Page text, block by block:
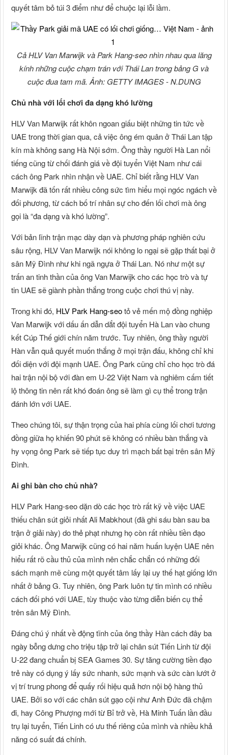
quyết tâm bỏ túi 3 điểm như để chuộc lại lỗi lầm.
Cả HLV Van Marwijk và Park Hang-seo nhìn nhau qua lăng
kính những cuộc chạm trán với Thái Lan trong bảng G và
cuộc đua tam mã. Ảnh: GETTY IMAGES - N.DUNG
Chủ nhà với lối chơi đa dạng khó lường
HLV Van Marwijk rất khôn ngoan giấu biệt những tin tức về
UAE trong thời gian qua, cả việc ông ém quân ở Thái Lan tập
kín mà không sang Hà Nội sớm. Ông thầy người Hà Lan nổi
tiếng cũng từ chối đánh giá về đội tuyển Việt Nam như cái
cách ông Park nhìn nhận về UAE. Chỉ biết rằng HLV Van
Marwijk đã tốn rất nhiều công sức tìm hiểu mọi ngóc ngách về
đối phương, từ cách bố trí nhân sự cho đến lối chơi mà ông
gọi là “đa dạng và khó lường”.
Với bản lĩnh trận mạc dày dạn và phương pháp nghiên cứu
sâu rộng, HLV Van Marwijk nói không lo ngại sẽ gặp thất bại ở
sân Mỹ Đình như khi ngã ngựa ở Thái Lan. Nó như một sự
trấn an tinh thần của ông Van Marwijk cho các học trò và tự
tin UAE sẽ giành phần thắng trong cuộc chơi thú vị này.
Trong khi đó, HLV Park Hang-seotỏ vẻ mến mộ đồng nghiệp
Van Marwijk với dấu ấn dẫn dắt đội tuyển Hà Lan vào chung
kết Cúp Thế giới chín năm trước. Tuy nhiên, ông thầy người
Hàn vẫn quả quyết muốn thắng ở mọi trận đấu, không chỉ khi
đối diện với đội mạnh UAE. Ông Park cũng chỉ cho học trò đá
hai trận nội bộ với đàn em U-22 Việt Nam và nghiêm cấm tiết
lộ thông tin nên rất khó đoán ông sẽ làm gì cụ thể trong trận
đánh lớn với UAE.
Theo chúng tôi, sự thận trọng của hai phía cùng lối chơi tương
đồng giữa họ khiến 90 phút sẽ không có nhiều bàn thắng và
hy vọng ông Park sẽ tiếp tục duy trì mạch bất bại trên sân Mỹ
Đình.
Ai ghi bàn cho chủ nhà?
HLV Park Hang-seo dặn dò các học trò rất kỹ về việc UAE
thiếu chân sút giỏi nhất Ali Mabkhout (đã ghi sáu bàn sau ba
trận ở giải này) do thẻ phạt nhưng họ còn rất nhiều tiền đạo
giỏi khác. Ông Marwijk cũng có hai năm huấn luyện UAE nên
hiểu rất rõ cầu thủ của mình nên chắc chắn có những đối
sách mạnh mẽ cùng một quyết tâm lấy lại uy thế hạt giống lớn
nhất ở bảng G. Tuy nhiên, ông Park luôn tự tin mình có nhiều
cách đối phó với UAE, tùy thuộc vào từng diễn biến cụ thể
trên sân Mỹ Đình.
Đáng chú ý nhất về động tĩnh của ông thầy Hàn cách đây ba
ngày bỗng dưng cho triệu tập trở lại chân sút Tiến Linh từ đội
U-22 đang chuẩn bị SEA Games 30. Sự tăng cường tiền đạo
trẻ này có dụng ý lấy sức nhanh, sức mạnh và sức càn lướt ở
vị trí trung phong để quấy rối hiệu quả hơn nội bộ hàng thủ
UAE. Bởi so với các chân sút gạo cội như Anh Đức đã chậm
đi, hay Công Phượng mới từ Bỉ trở về, Hà Minh Tuấn lần đầu
trụ lại tuyển, Tiến Linh có ưu thế riêng của mình và nhiều khả
năng có suất đá chính.